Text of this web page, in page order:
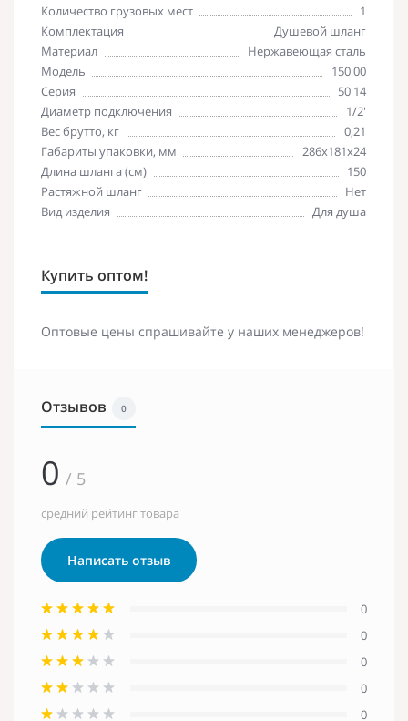
Количество грузовых мест
1
Комплектация
Душевой шланг
Материал
Нержавеющая сталь
Модель
150 00
Серия
50 14
Диаметр подключения
1/2'
Вес брутто, кг
0,21
Габариты упаковки, мм
286х181х24
Длина шланга (см)
150
Растяжной шланг
Нет
Вид изделия
Для душа
Купить оптом!
Оптовые цены спрашивайте у наших менеджеров!
Отзывов 0
0 / 5
средний рейтинг товара
Написать отзыв
0
0
0
0
0